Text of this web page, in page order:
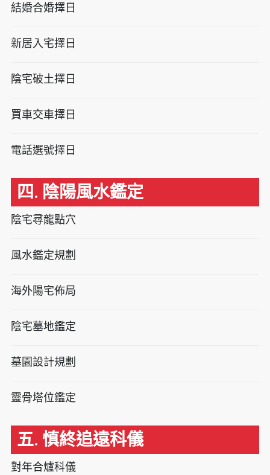
結婚合婚擇日
新居入宅擇日
陰宅破土擇日
買車交車擇日
電話選號擇日
四. 陰陽風水鑑定
陰宅尋龍點穴
風水鑑定規劃
海外陽宅佈局
陰宅墓地鑑定
墓園設計規劃
靈骨塔位鑑定
五. 慎終追遠科儀
對年合爐科儀